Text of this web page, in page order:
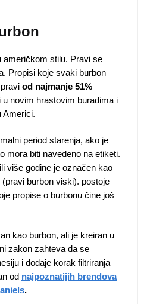
američkom stilu. Pravi se
Propisi koje svaki burbon
od najmanje 51%
u novim hrastovim buradima i
Americi.
period starenja, ako je
mora biti navedeno na etiketi.
više godine je označen kao
(pravi burbon viski). postoje
propise o burbonu čine još
kao burbon, ali je kreiran u
zakon zahteva da se
i dodaje korak filtriranja
od najpoznatijih brendova
.